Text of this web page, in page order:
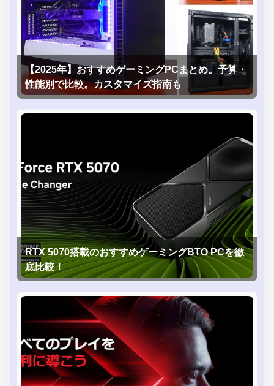
【2025年】おすすめゲーミングPCまとめ。予算・
性能別で比較。カスタマイズ指南も
RTX 5070搭載のおすすめゲーミングBTO PCを徹
底比較！